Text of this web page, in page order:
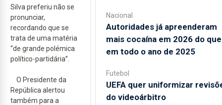
Silva preferiu não se
pronunciar,
recordando que se
trata de uma matéria
“de grande polémica
político-partidária”.
O Presidente da
República alertou
também para a
Nacional
Autoridades já apreenderam
mais cocaína em 2026 do que
em todo o ano de 2025
Futebol
UEFA quer uniformizar
do videoárbitro